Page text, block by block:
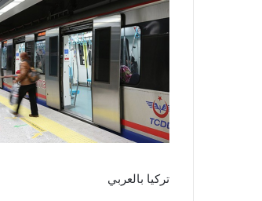
تركيا بالعربي